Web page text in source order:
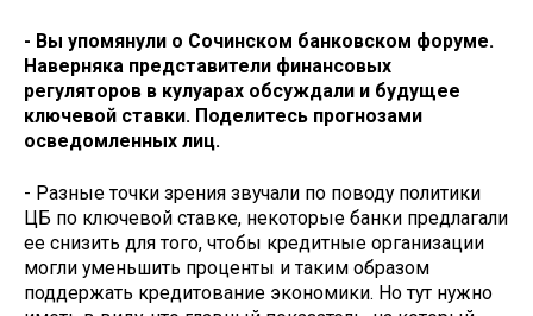
- Вы упомянули о Сочинском банковском форуме.
Наверняка представители финансовых
регуляторов в кулуарах обсуждали и будущее
ключевой ставки. Поделитесь прогнозами
осведомленных лиц.
- Разные точки зрения звучали по поводу политики
ЦБ по ключевой ставке, некоторые банки предлагали
ее снизить для того, чтобы кредитные организации
могли уменьшить проценты и таким образом
поддержать кредитование экономики. Но тут нужно